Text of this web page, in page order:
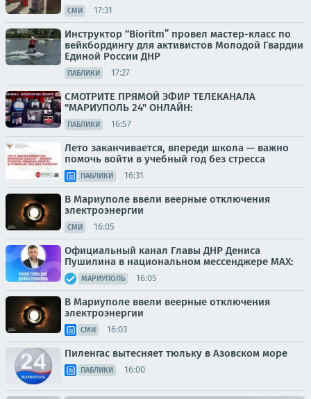
СМИ 17:31
Инструктор “Bioritm” провел мастер-класс по
вейкбордингу для активистов Молодой Гвардии
Единой России ДНР
ПАБЛИКИ 17:27
СМОТРИТЕ ПРЯМОЙ ЭФИР ТЕЛЕКАНАЛА
"МАРИУПОЛЬ 24" ОНЛАЙН:
ПАБЛИКИ 16:57
Лето заканчивается, впереди школа — важно
помочь войти в учебный год без стресса
ПАБЛИКИ 16:31
В Мариуполе ввели веерные отключения
электроэнергии
СМИ 16:05
Официальный канал Главы ДНР Дениса
Пушилина в национальном мессенджере MAX:
МАРИУПОЛЬ 16:05
В Мариуполе ввели веерные отключения
электроэнергии
СМИ 16:03
Пиленгас вытесняет тюльку в Азовском море
ПАБЛИКИ 16:00